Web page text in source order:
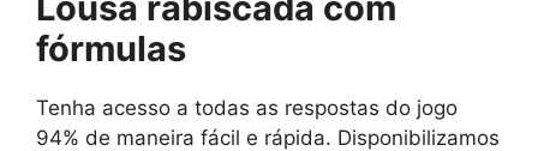
fórmulas
Tenha acesso a todas as respostas do jogo
94% de maneira fácil e rápida. Disponibilizamos